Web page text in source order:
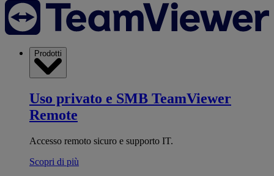
Prodotti
Uso privato e SMB TeamViewer
Remote
Accesso remoto sicuro e supporto IT.
Scopri di più